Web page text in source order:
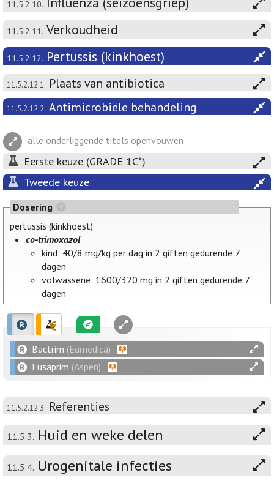
11.5.2.10.
11.5.2.11. Verkoudheid
11.5.2.12. Pertussis (kinkhoest)
11.5.2.12.1. Plaats van antibiotica
11.5.2.12.2. Antimicrobiële behandeling
alle onderliggende titels openvouwen
Eerste keuze (GRADE 1C*)
Tweede keuze
Dosering
pertussis (kinkhoest)
co-trimoxazol
kind: 40/8 mg/kg per dag in 2 giften gedurende 7
dagen
volwassene: 1600/320 mg in 2 giften gedurende 7
dagen
Bactrim (Eumedica)
Eusaprim (Aspen)
11.5.2.12.3. Referenties
11.5.3. Huid en weke delen
11.5.4. Urogenitale infecties